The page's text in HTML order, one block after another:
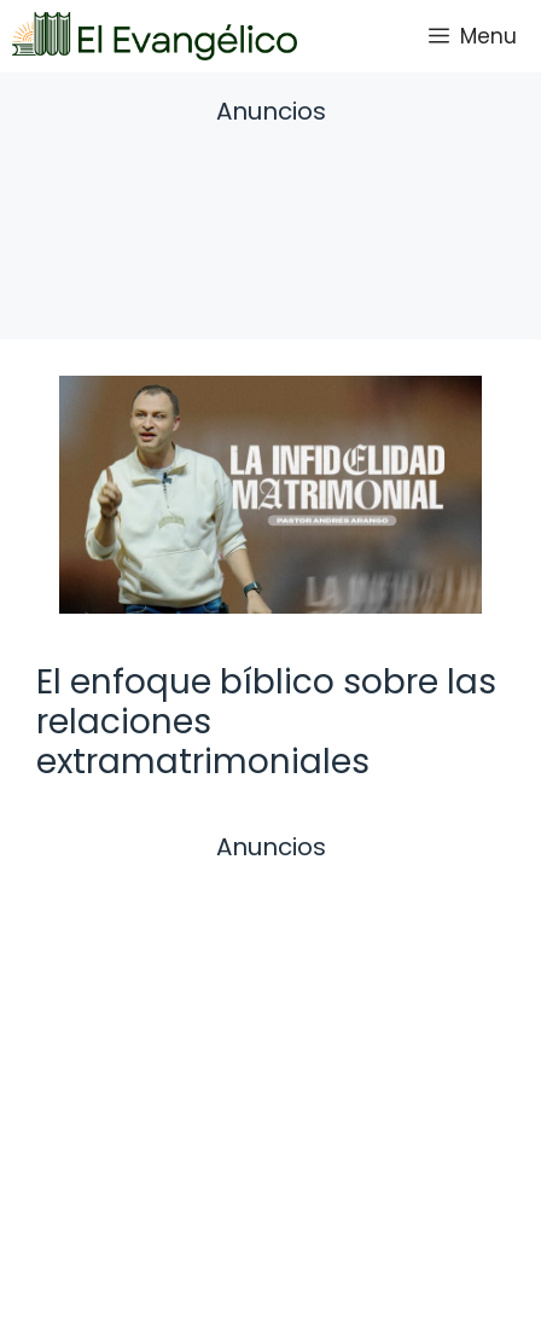
Saltar
al
Menu
Anuncios
El enfoque bíblico sobre las
relaciones
extramatrimoniales
Anuncios